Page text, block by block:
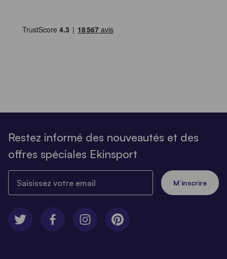
Restez informé des nouveautés et des
offres spéciales Ekinsport
M’inscrire